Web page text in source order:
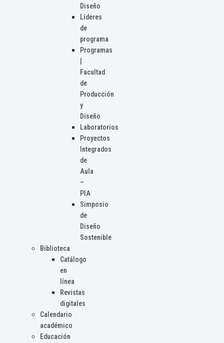
Diseño
Líderes
de
programa
Programas
Facultad
de
Producción
y
Diseño
Laboratorios
Proyectos
Integrados
de
Aula
–
PIA
Simposio
de
Diseño
Sostenible
Biblioteca
Catálogo
en
línea
Revistas
digitales
Calendario
académico
Educación